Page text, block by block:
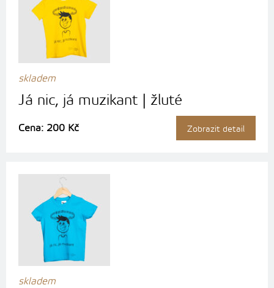
skladem
Já nic, já muzikant | žluté
Cena: 200 Kč Zobrazit detail
skladem